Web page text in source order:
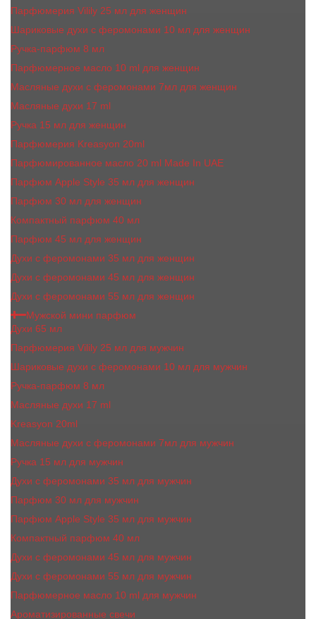
Парфюмерия Vilily 25 мл для женщин
Шариковые духи с феромонами 10 мл для женщин
Ручка-парфюм 8 мл
Парфюмерное масло 10 ml для женщин
Масляные духи c феромонами 7мл для женщин
Масляные духи 17 ml
Ручка 15 мл для женщин
Парфюмерия Kreasyon 20ml
Парфюмированное масло 20 ml Made In UAE
Парфюм Apple Style 35 мл для женщин
Парфюм 30 мл для женщин
Компактный парфюм 40 мл
Парфюм 45 мл для женщин
Духи с феромонами 35 мл для женщин
Духи с феромонами 45 мл для женщин
Духи с феромонами 55 мл для женщин
Мужской мини парфюм
Духи 65 мл
Парфюмерия Vilily 25 мл для мужчин
Шариковые духи с феромонами 10 мл для мужчин
Ручка-парфюм 8 мл
Масляные духи 17 ml
Kreasyon 20ml
Масляные духи c феромонами 7мл для мужчин
Ручка 15 мл для мужчин
Духи с феромонами 35 мл для мужчин
Парфюм 30 мл для мужчин
Парфюм Apple Style 35 мл для мужчин
Компактный парфюм 40 мл
Духи с феромонами 45 мл для мужчин
Духи с феромонами 55 мл для мужчин
Парфюмерное масло 10 ml для мужчин
Ароматизированные свечи